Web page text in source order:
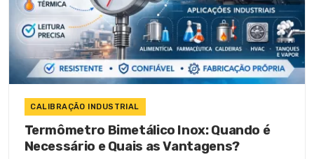
CALIBRAÇÃO INDUSTRIAL
Termômetro Bimetálico Inox: Quando é
Necessário e Quais as Vantagens?